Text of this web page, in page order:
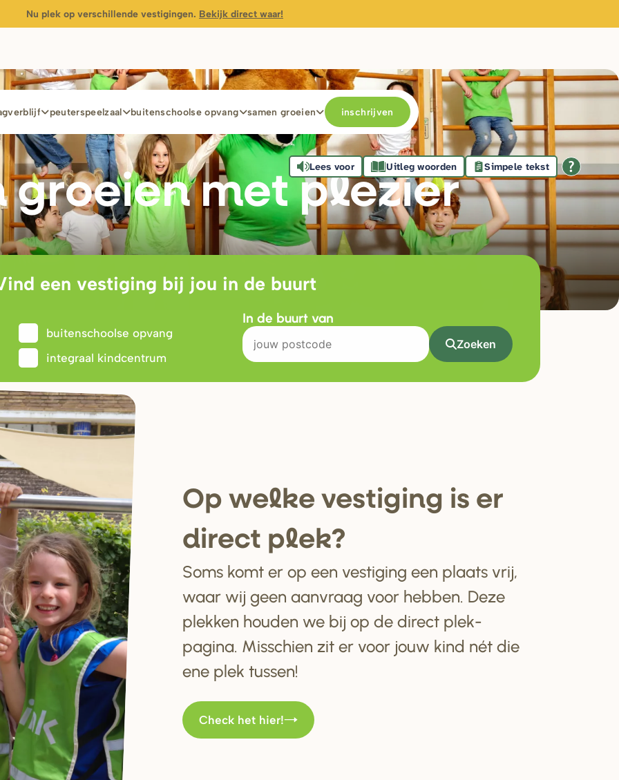
Nu plek op verschillende vestigingen. Bekijk direct waar!
peuterspeelzaal buitenschoolse opvang samen groeien inschrijven
groeien met plezier
Lees voor Uitleg woorden Simpele tekst
een vestiging bij jou in de buurt
buitenschoolse opvang
integraal kindcentrum
In de buurt van
Zoeken
Op welke vestiging is er
direct plek?
Soms komt er op een vestiging een plaats vrij,
waar wij geen aanvraag voor hebben. Deze
plekken houden we bij op de direct plek-
pagina. Misschien zit er voor jouw kind nét die
ene plek tussen!
Check het hier!